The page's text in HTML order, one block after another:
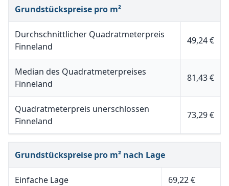
Grundstückspreise pro m²
Durchschnittlicher Quadratmeterpreis
Finneland
49,24 €
Median des Quadratmeterpreises
Finneland
81,43 €
Quadratmeterpreis unerschlossen
Finneland
73,29 €
Grundstückspreise pro m² nach Lage
Einfache Lage 69,22 €